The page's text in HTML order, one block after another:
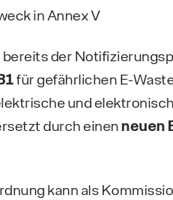
in Annex V
der
für gefährlichen E-
und
durch einenneuen
kann als